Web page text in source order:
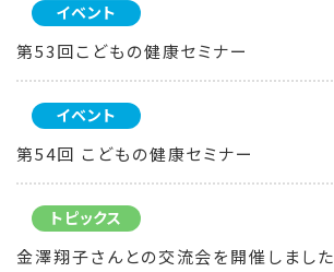
イベント
第53回こどもの健康セミナー
イベント
第54回 こどもの健康セミナー
トピックス
金澤翔子さんとの交流会を開催しました